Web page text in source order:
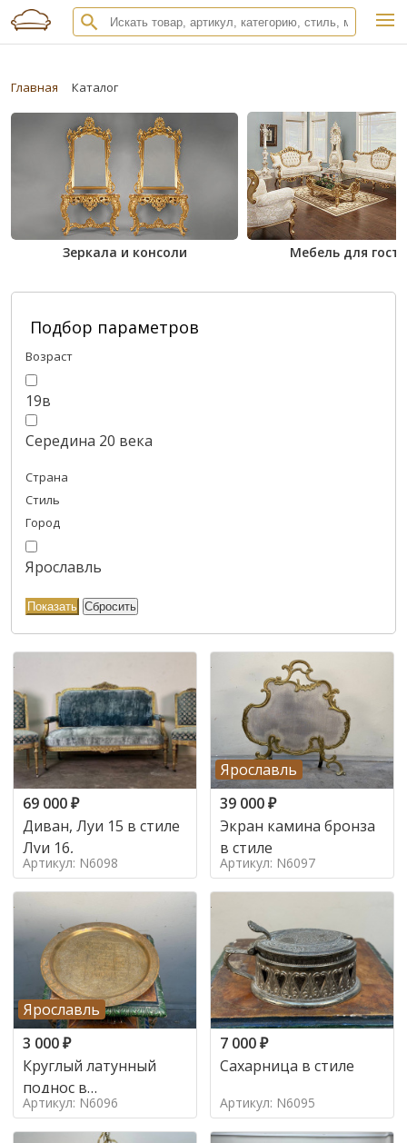
Главная Каталог
Зеркала и консоли Мебель для
Подбор параметров
Возраст
19в
Середина 20 века
Страна
Стиль
Город
Ярославль
69 000₽
Диван, Луи 15 в стиле
Луи 16,
Артикул: N6098
Ярославль
39 000₽
Экран камина бронза
в стиле
Артикул: N6097
Ярославль
3 000₽
Круглый латунный
поднос в
марокканском стиле в
стиле
Артикул: N6096
7 000₽
Сахарница в стиле
Артикул: N6095